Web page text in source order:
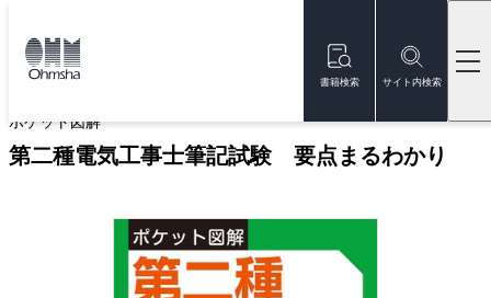
書籍検索 サイト内検索
トップ
ポケット図解
第二種電気工事士筆記試験 要点まるわかり